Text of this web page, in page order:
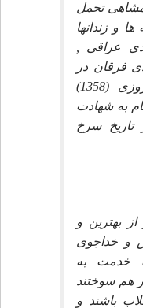
تحمل
و زندانها
عراقى ,
فرقان در
نخستين سال پس از پيروزى (1358)
به شهادت
تاريخ سرخ
بهترين و
و خداجوى
خدمت به
هم سوختند
باشند و